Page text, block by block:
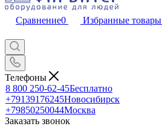
Сравнение0 Избранные товары
Телефоны
8 800 250-62-45Бесплатно
+79139176245Новосибирск
+79850250044Москва
Заказать звонок